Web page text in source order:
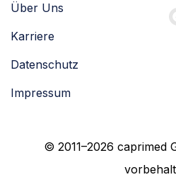
Über Uns
Karriere
Datenschutz
Impressum
© 2011–2026 caprimed